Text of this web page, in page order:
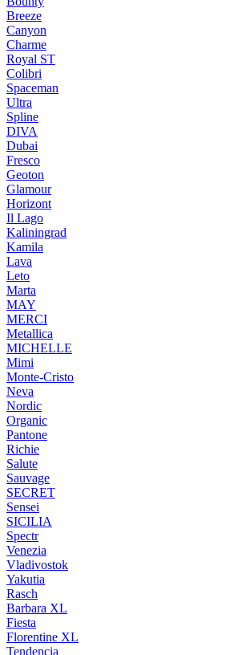
Breeze
Canуon
Charme
Royal ST
Colibri
Spaceman
Ultra
Spline
DIVA
Dubai
Fresco
Geoton
Glamour
Horizont
Il Lago
Kaliningrad
Kamila
Lava
Leto
Marta
MAY
MERCI
Metallica
MICHELLE
Mimi
Monte-Cristo
Neva
Nordic
Organic
Pantone
Richie
Salute
Sauvage
SECRET
Sensei
SICILIA
Spectr
Venezia
Vladivostok
Yakutia
Rasch
Barbara XL
Fiesta
Florentine XL
Tendencia